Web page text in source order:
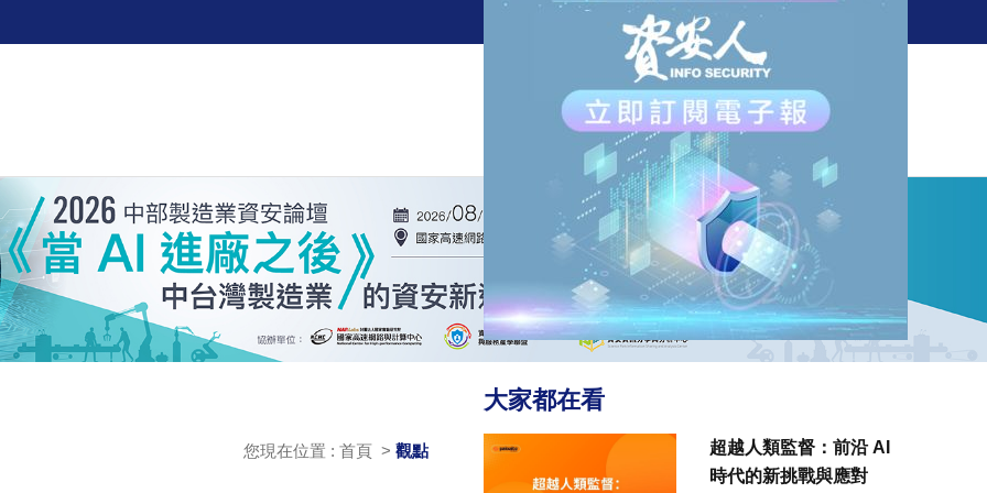
觀點 解決方案 活動
您現在位置 : 首頁 > 觀點
大家都在看
超越人類監督：前沿 AI
時代的新挑戰與應對